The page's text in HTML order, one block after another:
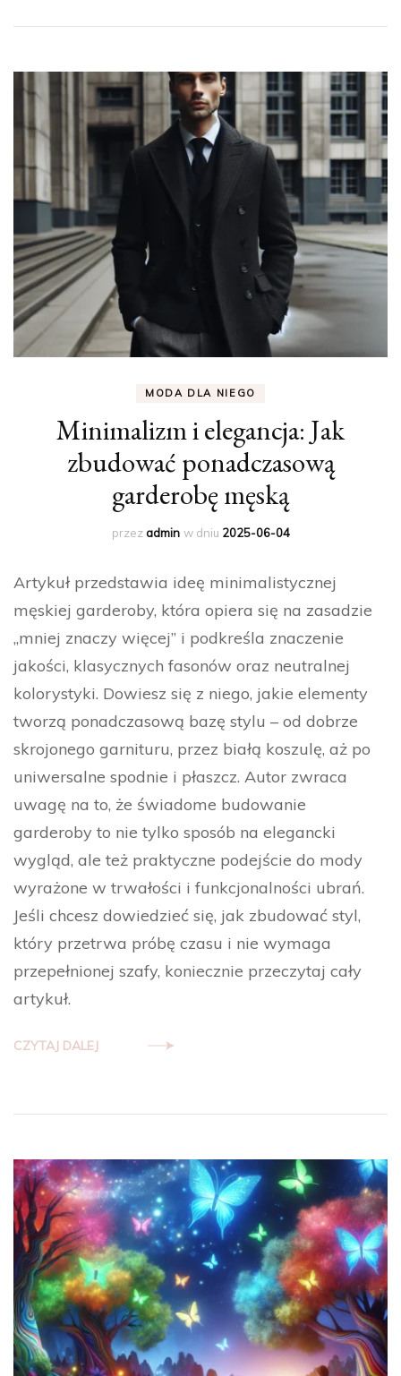
MODA DLA NIEGO
Minimalizm i elegancja: Jak
zbudować ponadczasową
garderobę męską
przezadmin w dniu 2025-06-04
Artykuł przedstawia ideę minimalistycznej
męskiej garderoby, która opiera się na zasadzie
„mniej znaczy więcej” i podkreśla znaczenie
jakości, klasycznych fasonów oraz neutralnej
kolorystyki. Dowiesz się z niego, jakie elementy
tworzą ponadczasową bazę stylu – od dobrze
skrojonego garnituru, przez białą koszulę, aż po
uniwersalne spodnie i płaszcz. Autor zwraca
uwagę na to, że świadome budowanie
garderoby to nie tylko sposób na elegancki
wygląd, ale też praktyczne podejście do mody
wyrażone w trwałości i funkcjonalności ubrań.
Jeśli chcesz dowiedzieć się, jak zbudować styl,
który przetrwa próbę czasu i nie wymaga
przepełnionej szafy, koniecznie przeczytaj cały
artykuł.
CZYTAJ DALEJ